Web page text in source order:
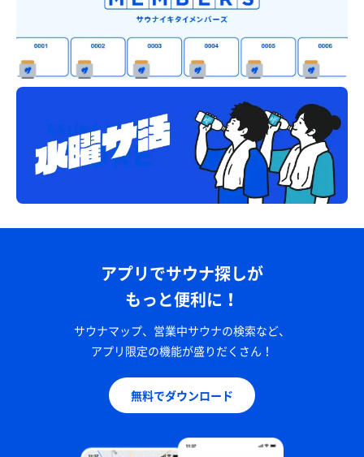
アプリでサウナ探しが
もっと便利に！
サウナマップ、営業中サウナの検索など、
アプリ限定の機能が盛りだくさん！
無料でダウンロード